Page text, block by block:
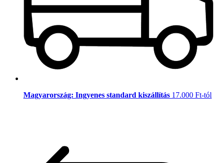
Magyarország: Ingyenes standard kiszállítás 17.000 Ft-tól